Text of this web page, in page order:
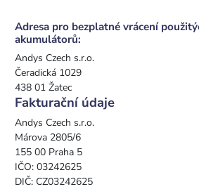
Adresa pro bezplatné vrácení
akumulátorů:
Andys Czech s.r.o.
Čeradická 1029
438 01 Žatec
Fakturační údaje
Andys Czech s.r.o.
Márova 2805/6
155 00 Praha 5
IČO: 03242625
DIČ: CZ03242625